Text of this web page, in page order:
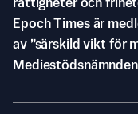
rättigheter och
Epoch Times är
av ”särskild vikt för